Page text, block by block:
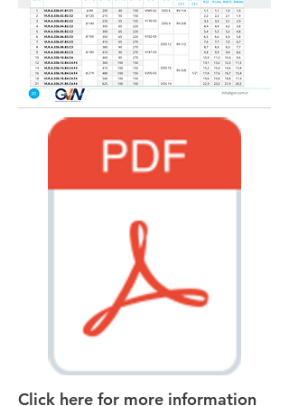
Click here for more information